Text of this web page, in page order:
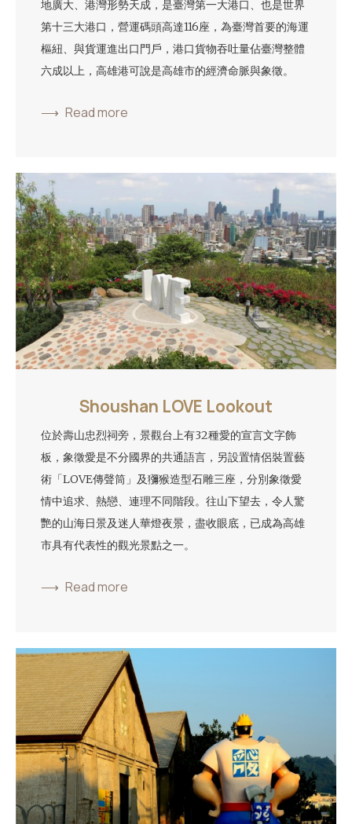
地廣大、港灣形勢天成，是臺灣第一大港口、也是世界
第十三大港口，營運碼頭高達116座，為臺灣首要的海運
樞紐、與貨運進出口門戶，港口貨物吞吐量佔臺灣整體
六成以上，高雄港可說是高雄市的經濟命脈與象徵。
Read more
Shoushan LOVE Lookout
位於壽山忠烈祠旁，景觀台上有32種愛的宣言文字飾
板，象徵愛是不分國界的共通語言，另設置情侶裝置藝
術「LOVE傳聲筒」及獼猴造型石雕三座，分別象徵愛
情中追求、熱戀、連理不同階段。往山下望去，令人驚
艷的山海日景及迷人華燈夜景，盡收眼底，已成為高雄
市具有代表性的觀光景點之一。
Read more